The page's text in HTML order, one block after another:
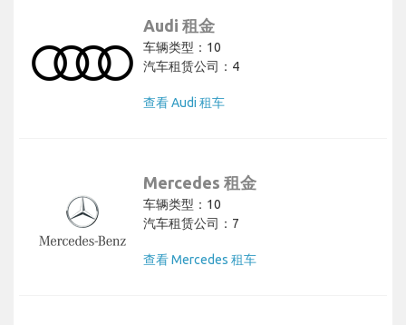
Audi 租金
车辆类型：10
汽车租赁公司：4
查看 Audi 租车
Mercedes 租金
车辆类型：10
汽车租赁公司：7
查看 Mercedes 租车